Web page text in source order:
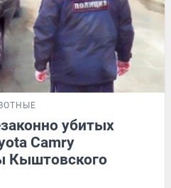
убитых
Camry
Кыштовского